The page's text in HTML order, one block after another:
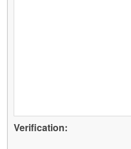
Verification: